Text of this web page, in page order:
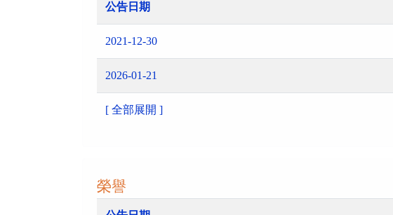
公告日期
2021-12-30
2026-01-21
[ 全部展開 ]
榮譽